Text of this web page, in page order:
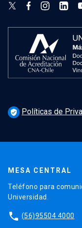
verified_user Políticas de
MESA CENTRAL
Teléfono para
Universidad.
phone (56)95504 4000